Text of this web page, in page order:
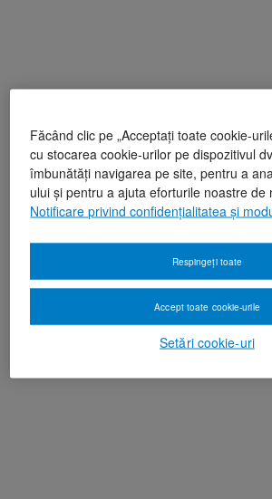
Făcând clic pe „Acceptați toate cookie-
cu stocarea cookie-urilor pe dispozitivul
îmbunătăți navigarea pe site, pentru a
ului și pentru a ajuta eforturile noastre de
Notificare privind confidențialitatea și
Setări cookie-uri
Respingeți toate
Accept toate cookie-urile